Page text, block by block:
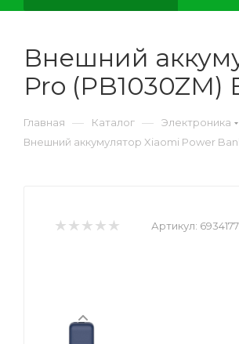
Внешний
Pro (PB1030ZM)
Главная — Каталог — Электроника
Внешний аккумулятор Xiaomi Power
Артикул: